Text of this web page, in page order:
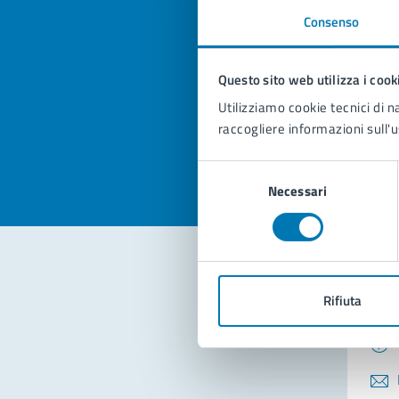
Consenso
Questo sito web utilizza i
Utilizziamo cookie tecnici di
raccogliere informazioni
Necessari
Rifiuta
Valuta